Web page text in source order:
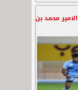
محمد بن